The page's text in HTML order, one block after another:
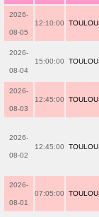
2026-
08-05
12:10:00
2026-
08-04
15:00:00
2026-
08-03
12:45:00
2026-
08-02
12:45:00
2026-
08-01
07:05:00